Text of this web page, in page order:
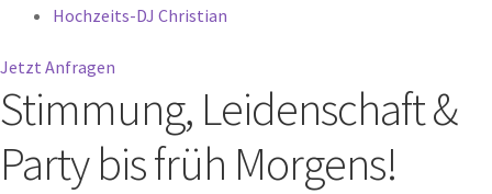
Hochzeits-DJ Christian
Jetzt Anfragen
Stimmung, Leidenschaft &
Party bis früh Morgens!